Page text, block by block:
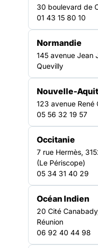
Canicule :
plus
ligne du
climatique
Alors que la France
la Fédération des acteurs
situation des personnes
précarité,
des fortes chaleurs et
associations pour agir.
Lire le communiqué
NOUS CONTACTER
30 boulevard de
01 43 15 80 10
Normandie
145 avenue Jean
Quevilly
Nouvelle-
123 avenue René
05 56 32 19 57
Occitanie
7 rue Hermès,
(Le Périscope)
05 34 31 40 29
Océan Indien
20 Cité
Réunion
06 92 40 44 98